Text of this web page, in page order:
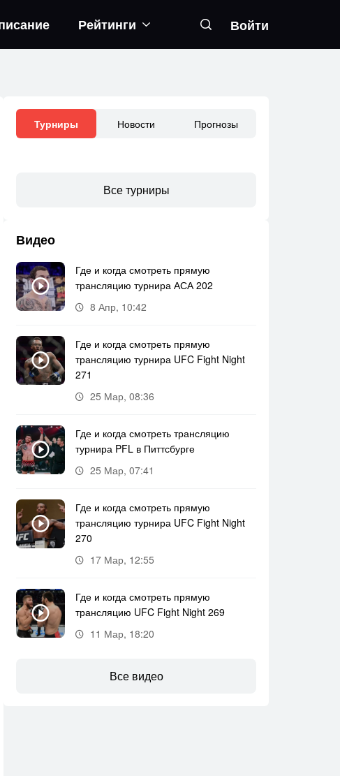
Рейтинги Войти
Турниры Новости Прогнозы
Все турниры
Видео
Где и когда смотреть прямую
трансляцию турнира АСА 202
8 Апр, 10:42
Где и когда смотреть прямую
трансляцию турнира UFC Fight Night
271
25 Мар, 08:36
Где и когда смотреть трансляцию
турнира PFL в Питтсбурге
25 Мар, 07:41
Где и когда смотреть прямую
трансляцию турнира UFC Fight Night
270
17 Мар, 12:55
Где и когда смотреть прямую
трансляцию UFC Fight Night 269
11 Мар, 18:20
Все видео